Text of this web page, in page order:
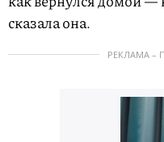
сказала она.
РЕКЛАМА –